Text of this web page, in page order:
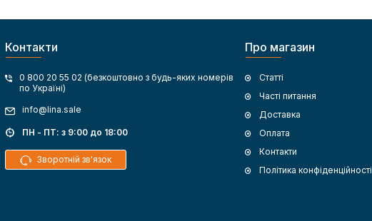
Контакти
0 800 20 55 02 (безкоштовно з будь-яких номерів
по Україні)
info@lina.sale
ПН - ПТ: з 9:00 до 18:00
Зворотній зв'язок
Про магазин
Статті
Часті питання
Доставка
Оплата
Контакти
Політика конфіденційності